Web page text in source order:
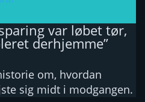
var løbet tør,
derhjemme”
om, hvordan
sig midt i modgangen.